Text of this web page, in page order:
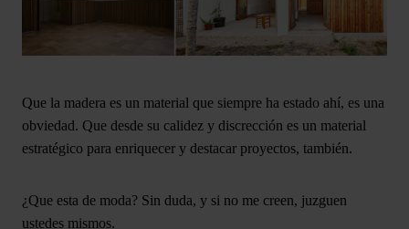
Que la madera es un material que siempre ha estado ahí, es una
obviedad. Que desde su calidez y discrección es un material
estratégico para enriquecer y destacar proyectos, también.
¿Que esta de moda? Sin duda, y si no me creen, juzguen
ustedes mismos.